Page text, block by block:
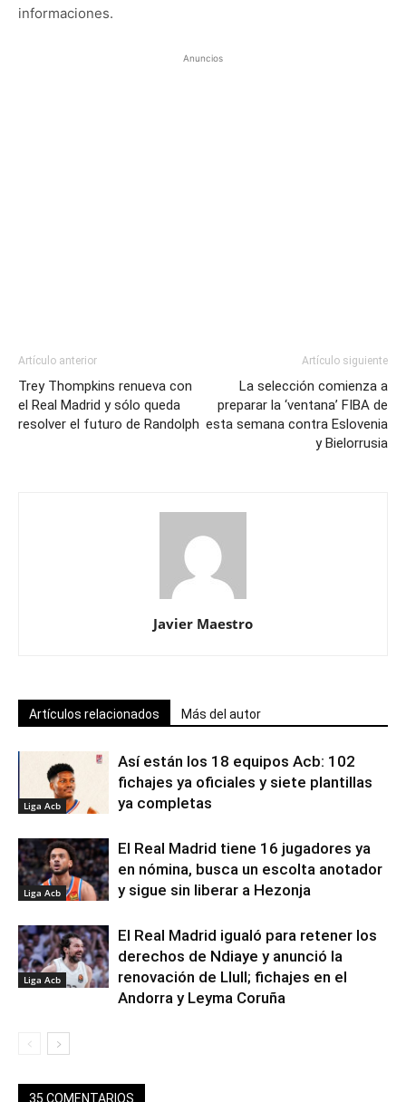
informaciones.
Anuncios
Artículo anterior
Trey Thompkins renueva con
el Real Madrid y sólo queda
resolver el futuro de Randolph
Artículo siguiente
La selección comienza a
preparar la ‘ventana’ FIBA de
esta semana contra Eslovenia
y Bielorrusia
Javier Maestro
Artículos relacionados Más del autor
Liga Acb
Así están los 18 equipos Acb: 102
fichajes ya oficiales y siete plantillas
ya completas
Liga Acb
El Real Madrid tiene 16 jugadores ya
en nómina, busca un escolta anotador
y sigue sin liberar a Hezonja
Liga Acb
El Real Madrid igualó para retener los
derechos de Ndiaye y anunció la
renovación de Llull; fichajes en el
Andorra y Leyma Coruña
35 COMENTARIOS